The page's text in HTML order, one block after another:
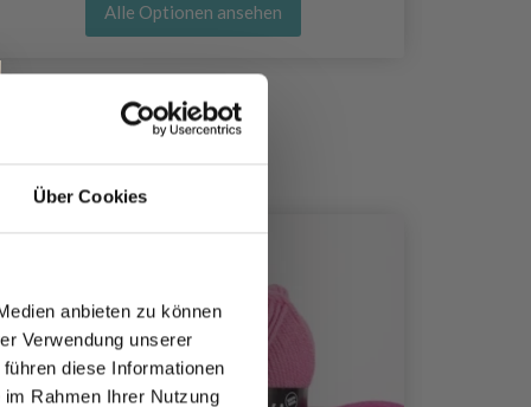
Über Cookies
anbieten zu können
Verwendung unserer
diese Informationen
Rahmen Ihrer Nutzung
Alle Optionen ansehen